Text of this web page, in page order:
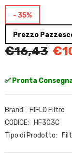
- 35%
Prezzo
€16,43
✅ Pronta
Brand:
HIFLO Filtro
CODICE:
HF303C
Tipo di Prodotto: